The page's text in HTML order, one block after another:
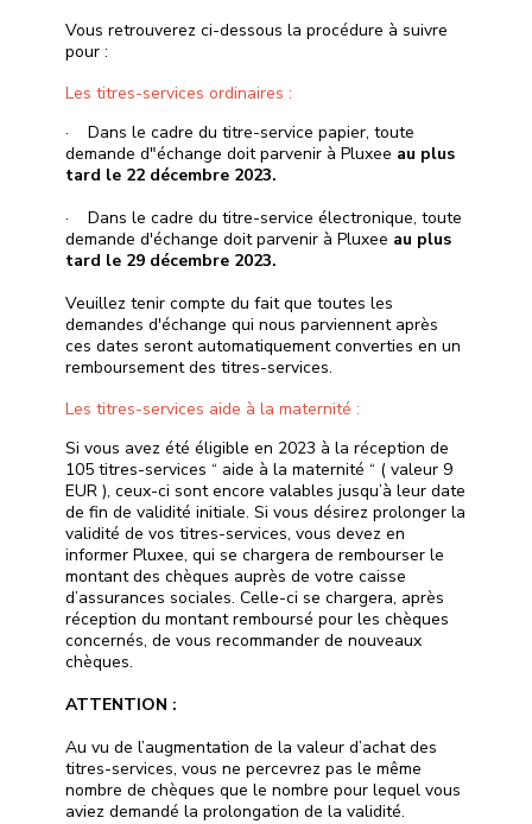
Vous retrouverez ci-dessous la procédure à suivre
pour :
Les titres-services ordinaires :
· Dans le cadre du titre-service papier, toute
demande d"échange doit parvenir à Pluxee au plus
tard le 22 décembre 2023.
· Dans le cadre du titre-service électronique, toute
demande d'échange doit parvenir à Pluxee au plus
tard le 29 décembre 2023.
Veuillez tenir compte du fait que toutes les
demandes d'échange qui nous parviennent après
ces dates seront automatiquement converties en un
remboursement des titres-services.
Les titres-services aide à la maternité :
Si vous avez été éligible en 2023 à la réception de
105 titres-services “ aide à la maternité “ ( valeur 9
EUR ), ceux-ci sont encore valables jusqu’à leur date
de fin de validité initiale. Si vous désirez prolonger la
validité de vos titres-services, vous devez en
informer Pluxee, qui se chargera de rembourser le
montant des chèques auprès de votre caisse
d’assurances sociales. Celle-ci se chargera, après
réception du montant remboursé pour les chèques
concernés, de vous recommander de nouveaux
chèques.
ATTENTION :
Au vu de l’augmentation de la valeur d’achat des
titres-services, vous ne percevrez pas le même
nombre de chèques que le nombre pour lequel vous
aviez demandé la prolongation de la validité.